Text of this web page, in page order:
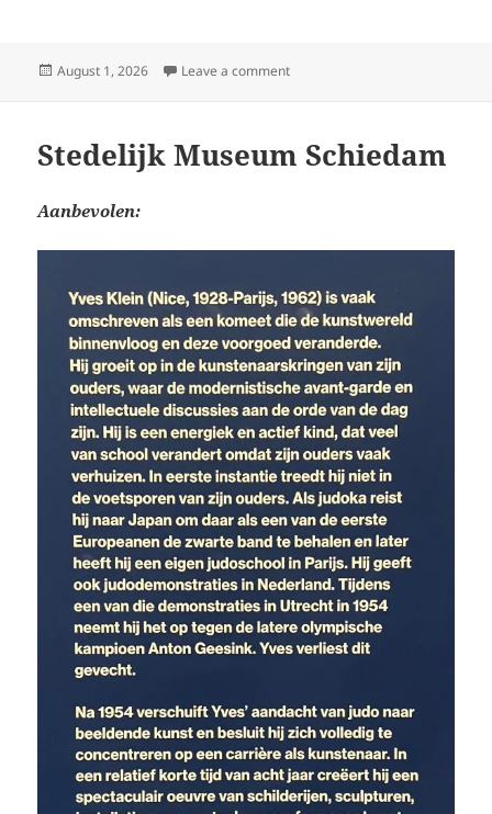
Posted
August 1, 2026 Leave a commenton Aanbieding!/August-offer!
Stedelijk Museum Schiedam
Aanbevolen: